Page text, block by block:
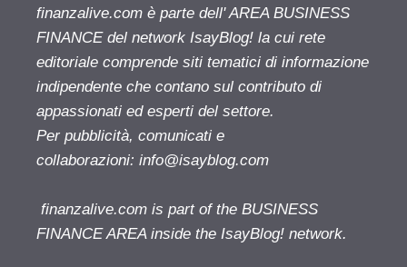
finanzalive.com è parte dell' AREA BUSINESS
FINANCE del network IsayBlog! la cui rete
editoriale comprende siti tematici di informazione
indipendente che contano sul contributo di
appassionati ed esperti del settore.
Per pubblicità, comunicati e
collaborazioni: info@isayblog.com
finanzalive.com is part of the BUSINESS
FINANCE AREA inside the IsayBlog! network.